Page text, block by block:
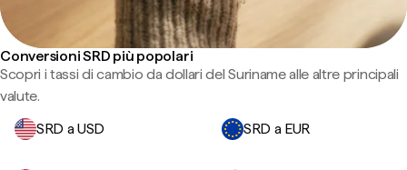
Conversioni SRD più popolari
Scopri i tassi di cambio da dollari del Suriname alle altre principali
valute.
SRD a USD
SRD a EUR